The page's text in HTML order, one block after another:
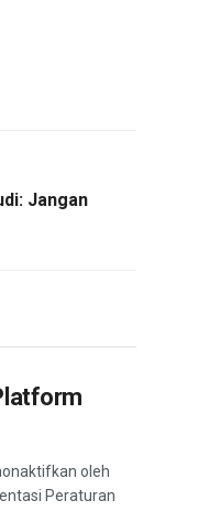
Jangan
oleh
Peraturan